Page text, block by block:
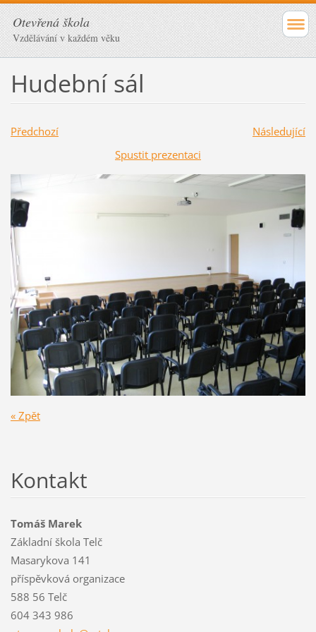
Otevřená škola
Vzdělávání v každém věku
Hudební sál
Předchozí
Následující
Spustit prezentaci
« Zpět
Kontakt
Tomáš Marek
Základní škola Telč
Masarykova 141
příspěvková organizace
588 56 Telč
604 343 986